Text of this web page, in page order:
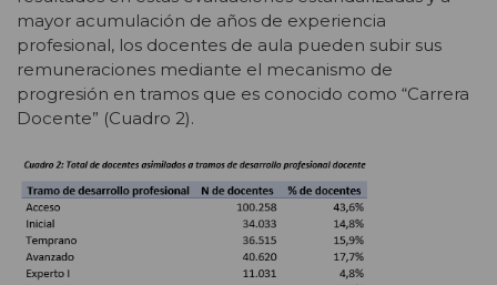
mayor acumulación de años de experiencia
profesional, los docentes de aula pueden subir sus
remuneraciones mediante el mecanismo de
progresión en tramos que es conocido como “Carrera
Docente” (Cuadro 2).